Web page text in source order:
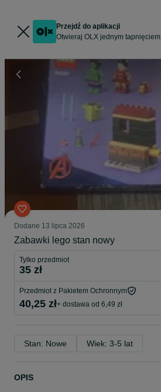
Przejdź do aplikacji
Otwieraj OLX jednym tapnięciem
Dodane 13 lipca 2026
Zabawki lego stan nowy
Tylko przedmiot
35 zł
Przedmiot z Pakietem Ochronnym
40,25 zł+ dostawa od 6,49 zł
Stan: Nowe Wiek: 3-5 lat
OPIS